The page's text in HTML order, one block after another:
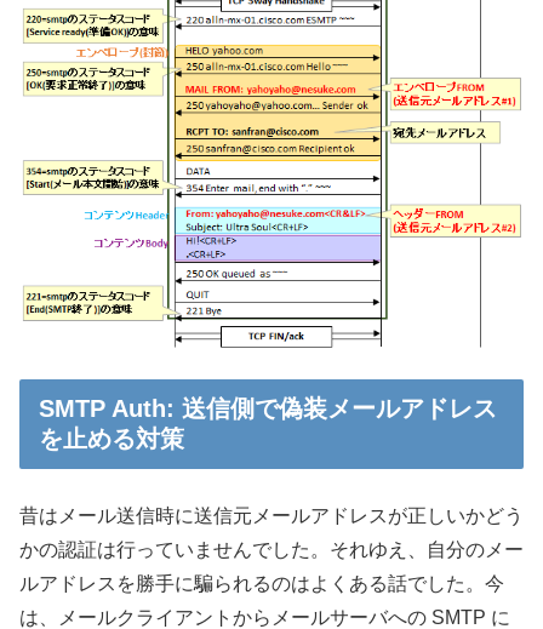
SMTP Auth: 送信側で偽装メールアドレス
を止める対策
昔はメール送信時に送信元メールアドレスが正しいかどう
かの認証は行っていませんでした。それゆえ、自分のメー
ルアドレスを勝手に騙られるのはよくある話でした。今
は、メールクライアントからメールサーバへの SMTP に